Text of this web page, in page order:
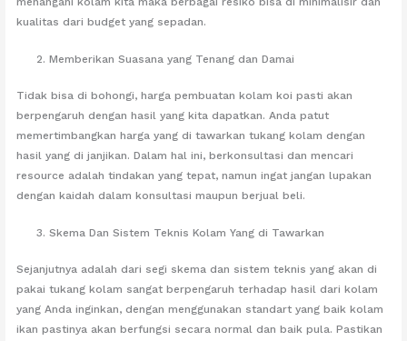
kualitas dari budget yang sepadan.
Memberikan Suasana yang Tenang dan Damai
Tidak bisa di bohongi, harga pembuatan kolam koi pasti akan
berpengaruh dengan hasil yang kita dapatkan. Anda patut
memertimbangkan harga yang di tawarkan tukang kolam dengan
hasil yang di janjikan. Dalam hal ini, berkonsultasi dan mencari
resource adalah tindakan yang tepat, namun ingat jangan lupakan
dengan kaidah dalam konsultasi maupun berjual beli.
Skema Dan Sistem Teknis Kolam Yang di Tawarkan
Sejanjutnya adalah dari segi skema dan sistem teknis yang akan di
pakai tukang kolam sangat berpengaruh terhadap hasil dari kolam
yang Anda inginkan, dengan menggunakan standart yang baik kolam
ikan pastinya akan berfungsi secara normal dan baik pula. Pastikan